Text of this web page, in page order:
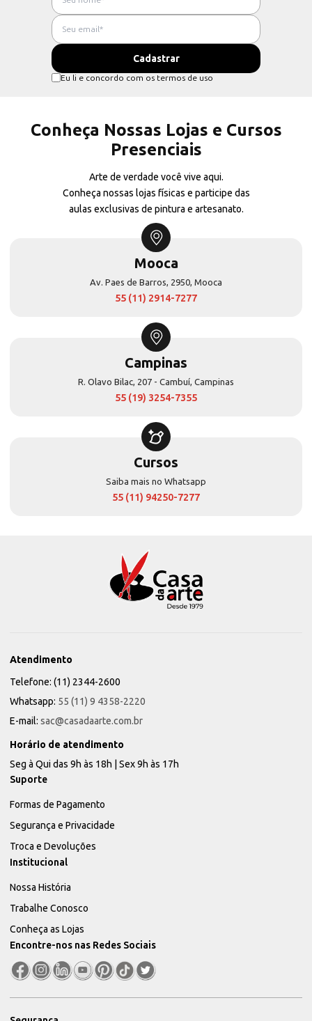
Eu li e concordo com os termos de uso
Conheça Nossas Lojas e Cursos
Presenciais
Arte de verdade você vive aqui.
Conheça nossas lojas físicas e participe das
aulas exclusivas de pintura e artesanato.
Mooca
Av. Paes de Barros, 2950, Mooca
55 (11) 2914-7277
Campinas
R. Olavo Bilac, 207 - Cambuí, Campinas
55 (19) 3254-7355
Cursos
Saiba mais no Whatsapp
55 (11) 94250-7277
Atendimento
Telefone: (11) 2344-2600
Whatsapp: 55 (11) 9 4358-2220
E-mail: sac@casadaarte.com.br
Horário de atendimento
Seg à Qui das 9h às 18h | Sex 9h às 17h
Suporte
Formas de Pagamento
Segurança e Privacidade
Troca e Devoluções
Institucional
Nossa História
Trabalhe Conosco
Conheça as Lojas
Encontre-nos nas Redes Sociais